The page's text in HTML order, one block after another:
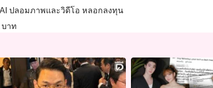
ปลอมภาพและวิดีโอ หลอกลงทุน
บาท